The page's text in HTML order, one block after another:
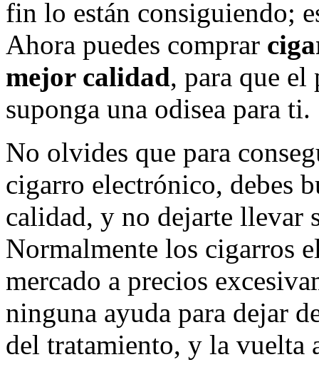
fin lo están consiguiendo;
Ahora puedes comprar
mejor calidad, para que el
suponga una odisea para ti.
No olvides que para
cigarro electrónico, debes
calidad, y no dejarte llevar
Normalmente los cigarros
mercado a precios
ninguna ayuda para dejar
del tratamiento, y la vuelta